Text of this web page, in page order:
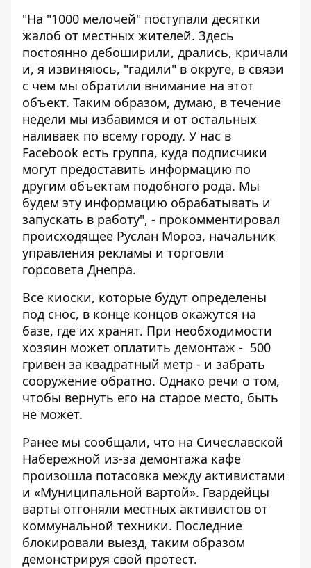
"На "1000 мелочей" поступали десятки
жалоб от местных жителей. Здесь
постоянно дебоширили, дрались, кричали
и, я извиняюсь, "гадили" в округе, в связи
с чем мы обратили внимание на этот
объект. Таким образом, думаю, в течение
недели мы избавимся и от остальных
наливаек по всему городу. У нас в
Facebook есть группа, куда подписчики
могут предоставить информацию по
другим объектам подобного рода. Мы
будем эту информацию обрабатывать и
запускать в работу", - прокомментировал
происходящее Руслан Мороз, начальник
управления рекламы и торговли
горсовета Днепра.
Все киоски, которые будут определены
под снос, в конце концов окажутся на
базе, где их хранят. При необходимости
хозяин может оплатить демонтаж - 500
гривен за квадратный метр - и забрать
сооружение обратно. Однако речи о том,
чтобы вернуть его на старое место, быть
не может.
Ранее мы сообщали, что на Сичеславской
Набережной из-за демонтажа кафе
произошла потасовка между активистами
и «Муниципальной вартой». Гвардейцы
варты отгоняли местных активистов от
коммунальной техники. Последние
блокировали выезд, таким образом
демонстрируя свой протест.